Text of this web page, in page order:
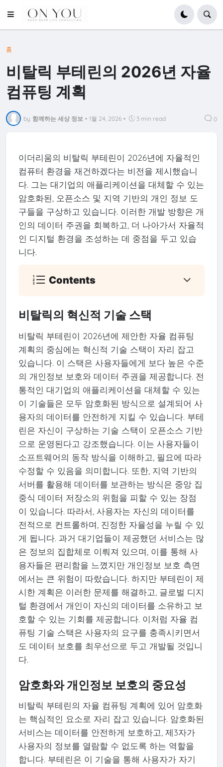
홈
비탈릭 부테린의 2026년 자율
컴퓨팅 계획
by 함께하는 세상 정보 • 1월 24, 2026 • 3 min read 0
이더리움의 비탈릭 부테린이 2026년에 자율적인
컴퓨터 환경을 재건하겠다는 비전을 제시했습니
다. 그는 대기업의 애플리케이션을 대체할 수 있는
암호화된, 오픈소스 및 지역 기반의 개인 정보 도
구들을 구상하고 있습니다. 이러한 개발 방향은 개
인의 데이터 주권을 회복하고, 더 나아가서 자율적
인 디지털 환경을 조성하는 데 중점을 두고 있습
니다.
Contents
비탈릭의 혁신적 기술 스택
비탈릭 부테린이 2026년에 제안한 자율 컴퓨팅
계획의 중심에는 혁신적 기술 스택이 자리 잡고
있습니다. 이 스택은 사용자들에게 보다 높은 수준
의 개인정보 보호와 데이터 주권을 제공합니다. 전
통적인 대기업의 애플리케이션을 대체할 수 있는
이 기술들은 모두 암호화된 방식으로 설계되어 사
용자의 데이터를 안전하게 지킬 수 있습니다. 부테
린은 자신이 구상하는 기술 스택이 오픈소스 기반
으로 운영된다고 강조했습니다. 이는 사용자들이
소프트웨어의 동작 방식을 이해하고, 필요에 따라
수정할 수 있음을 의미합니다. 또한, 지역 기반의
서버를 활용해 데이터를 보관하는 방식은 중앙 집
중식 데이터 저장소의 위험을 피할 수 있는 장점
이 있습니다. 따라서, 사용자는 자신의 데이터를
전적으로 컨트롤하며, 진정한 자율성을 누릴 수 있
게 됩니다. 과거 대기업들이 제공했던 서비스는 많
은 정보의 집합체로 이뤄져 있으며, 이를 통해 사
용자들은 편리함을 느꼈지만 개인정보 보호 측면
에서는 큰 위험이 따랐습니다. 하지만 부테린이 제
시한 계획은 이러한 문제를 해결하고, 글로벌 디지
털 환경에서 개인이 자신의 데이터를 소유하고 보
호할 수 있는 기회를 제공합니다. 이처럼 자율 컴
퓨팅 기술 스택은 사용자의 요구를 충족시키면서
도 데이터 보호를 최우선으로 두고 개발될 것입니
다.
암호화와 개인정보 보호의 중요성
비탈릭 부테린의 자율 컴퓨팅 계획에 있어 암호화
는 핵심적인 요소로 자리 잡고 있습니다. 암호화된
서비스는 데이터를 안전하게 보호하고, 제3자가
사용자의 정보를 열람할 수 없도록 하는 역할을
합니다. 부테린은 이 기술을 통해 사용자가 자기